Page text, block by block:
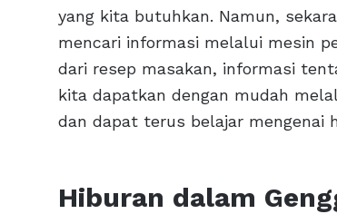
yang kita butuhkan. Namun,
mencari informasi melalui mesin
dari resep masakan, informasi
kita dapatkan dengan mudah
dan dapat terus belajar mengenai
Hiburan dalam